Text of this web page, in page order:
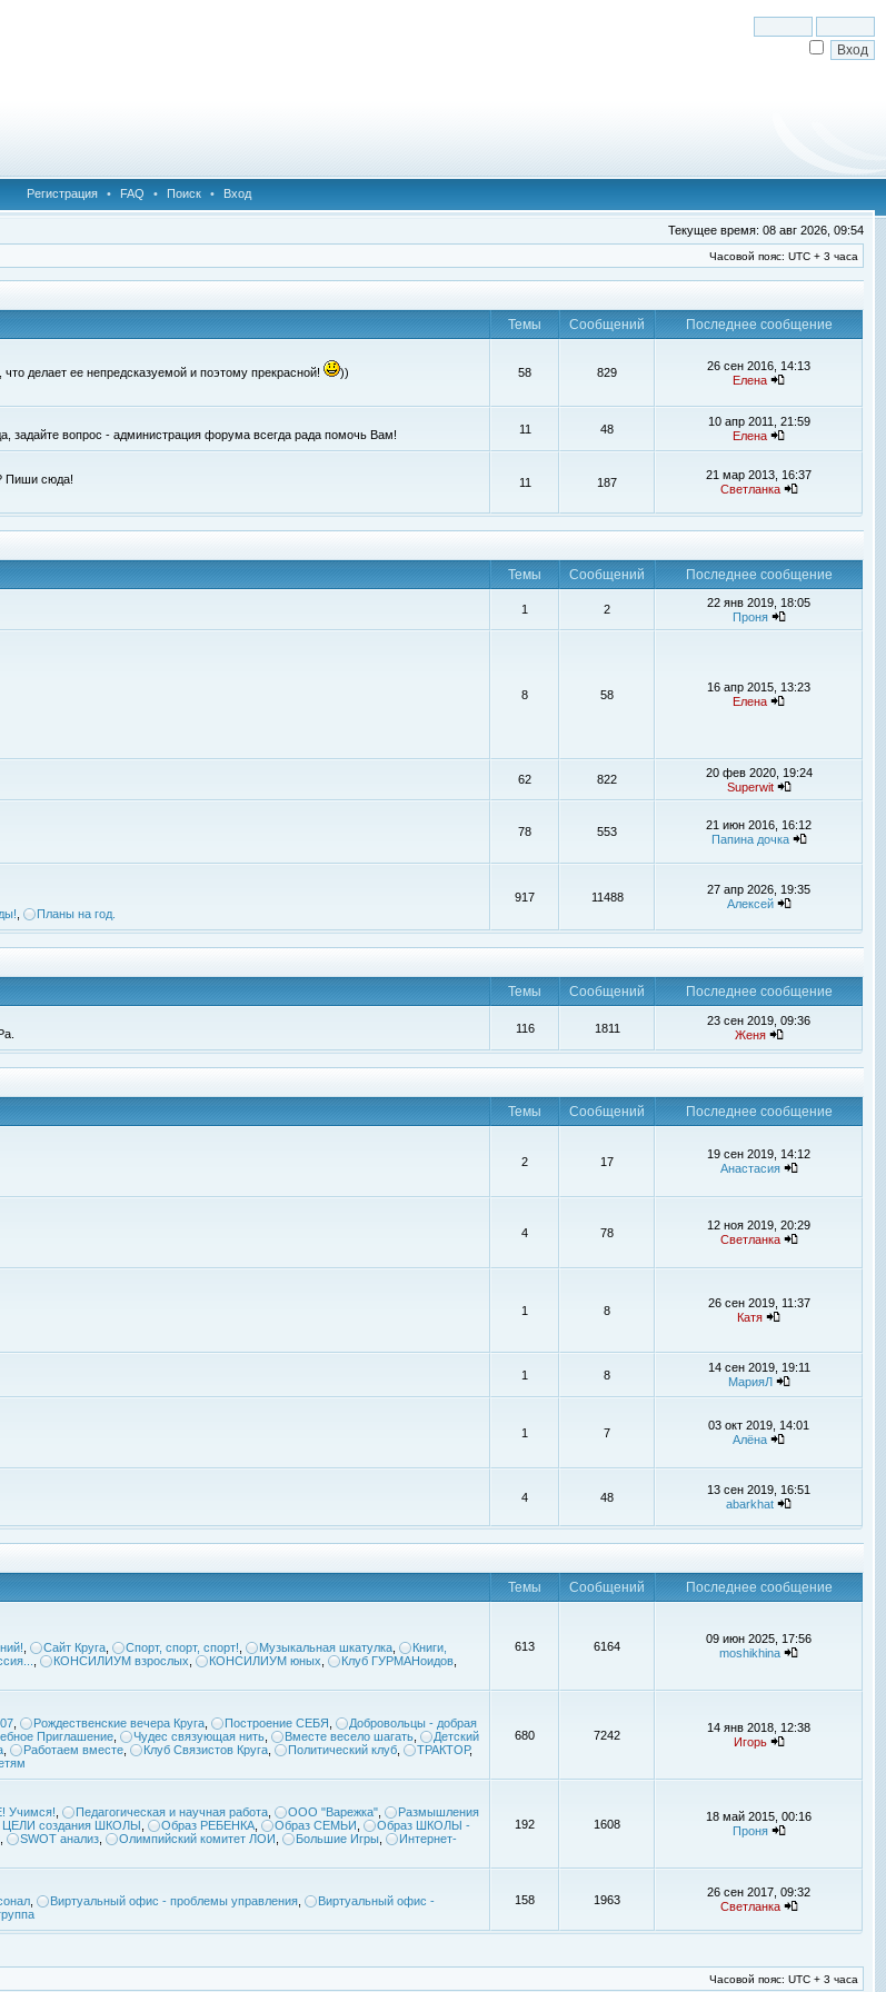
Регистрация • FAQ • Поиск • Вход
Текущее время: 08 авг 2026, 09:54
Часовой пояс: UTC + 3 часа
Темы Сообщений
Последнее сообщение
делает ее непредсказуемой и поэтому прекрасной!
))
58 829
26 сен 2016, 14:13
Елена
вопрос - администрация форума всегда рада помочь Вам! 11 48
10 апр 2011, 21:59
Елена
Пиши сюда!
11 187
21 мар 2013, 16:37
Светланка
Темы Сообщений Последнее сообщение
1 2
22 янв 2019, 18:05
Проня
8 58
16 апр 2015, 13:23
Елена
62 822
20 фев 2020, 19:24
Superwit
78 553
21 июн 2016, 16:12
Папина дочка
Планы на год.
917 11488
27 апр 2026, 19:35
Алексей
Темы Сообщений
Последнее сообщение
116 1811
23 сен 2019, 09:36
Женя
Темы Сообщений
Последнее сообщение
2 17
19 сен 2019, 14:12
Анастасия
4 78
12 ноя 2019, 20:29
Светланка
1 8
26 сен 2019, 11:37
Катя
1 8
14 сен 2019, 19:11
МарияЛ
1 7
03 окт 2019, 14:01
Алёна
4 48
13 сен 2019, 16:51
abarkhat
Темы Сообщений
Последнее сообщение
Сайт Круга Спорт, спорт, спорт! Музыкальная шкатулка
Книги,
КОНСИЛИУМ взрослых КОНСИЛИУМ юных Клуб ГУРМАНоидов
613 6164
09 июн 2025, 17:56
moshikhina
Рождественские вечера Круга Построение СЕБЯ
Добровольцы - добрая
Приглашение Чудес связующая нить Вместе весело шагать
Детский
Работаем вместе Клуб Связистов Круга Политический клуб ТРАКТОР,
680 7242
14 янв 2018, 12:38
Игорь
Учимся! Педагогическая и научная работа ООО "Варежка"
Размышления
создания ШКОЛЫ Образ РЕБЕНКА Образ СЕМЬИ
Образ ШКОЛЫ -
SWOT анализ Олимпийский комитет ЛОИ Большие Игры
Интернет-
192 1608
18 май 2015, 00:16
Проня
Виртуальный офис - проблемы управления
Виртуальный офис -
158 1963
26 сен 2017, 09:32
Светланка
Часовой пояс: UTC + 3 часа